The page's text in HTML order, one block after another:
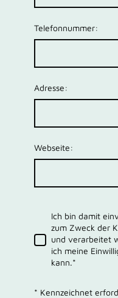
Telefonnummer:
Adresse:
Webseite:
Ich bin damit
zum Zweck der
und verarbeitet
ich meine
kann.*
* Kennzeichnet